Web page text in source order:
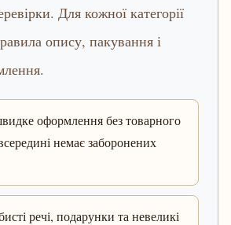
Для кожної категорії
опису, пакування і
оформлення без товарного
немає заборонених
речі, подарунки та невеликі